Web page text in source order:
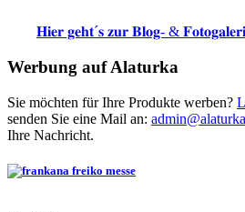
𝐇𝐢𝐞𝐫 𝐠𝐞𝐡𝐭´𝐬 𝐳𝐮𝐫 𝐁𝐥𝐨𝐠- &
Werbung auf Alaturka
Sie möchten für Ihre Produkte werben?
senden Sie eine Mail an:
Ihre Nachricht.